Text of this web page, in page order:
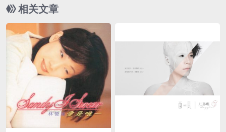
相关文章